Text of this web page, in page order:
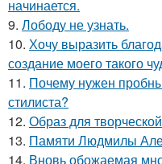
начинается.
9. Лободу не узнать.
10. Хочу выразить
создание моего такого
11. Почему нужен
стилиста?
12. Образ для
13. Памяти Людмилы
14. Вновь обожаемая